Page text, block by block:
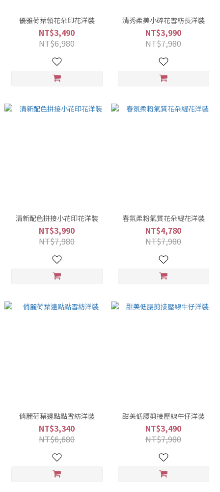
優雅荷葉領花朵印花洋裝
NT$3,490
NT$6,980
清秀柔美小碎花雪紡長洋裝
NT$3,990
NT$7,980
清新配色拼接小花印花洋裝
NT$3,990
NT$7,980
春氛柔粉氣質花朵緹花洋裝
NT$4,780
NT$7,980
俏麗荷葉邊點點雪紡洋裝
NT$3,340
NT$6,680
甜美低腰剪接壓線牛仔洋裝
NT$3,490
NT$7,980